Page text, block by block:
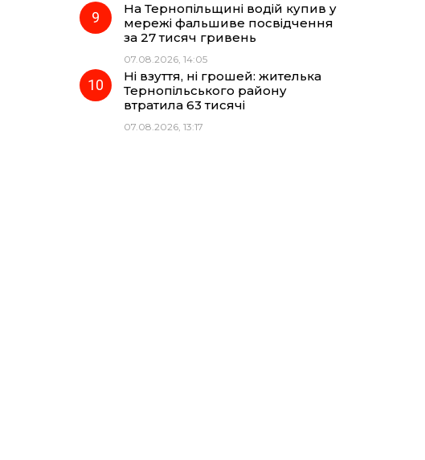
На Тернопільщині водій купив у
мережі фальшиве посвідчення
за 27 тисяч гривень
07.08.2026, 14:05
Ні взуття, ні грошей: жителька
Тернопільського району
втратила 63 тисячі
07.08.2026, 13:17